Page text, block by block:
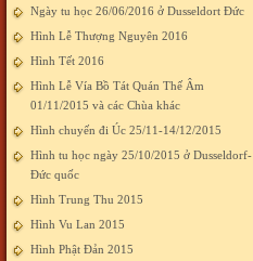
Ngày tu học 26/06/2016 ở Dusseldort Đức
Hình Lễ Thượng Nguyên 2016
Hình Tết 2016
Hình Lễ Vía Bồ Tát Quán Thế Âm
01/11/2015 và các Chùa khác
Hình chuyến đi Úc 25/11-14/12/2015
Hình tu học ngày 25/10/2015 ở Dusseldorf-
Đức quốc
Hình Trung Thu 2015
Hình Vu Lan 2015
Hình Phật Đản 2015